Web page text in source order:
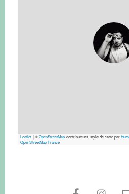
Leaflet|©OpenStreetMapcontributeurs, style de carte par
OpenStreetMap France